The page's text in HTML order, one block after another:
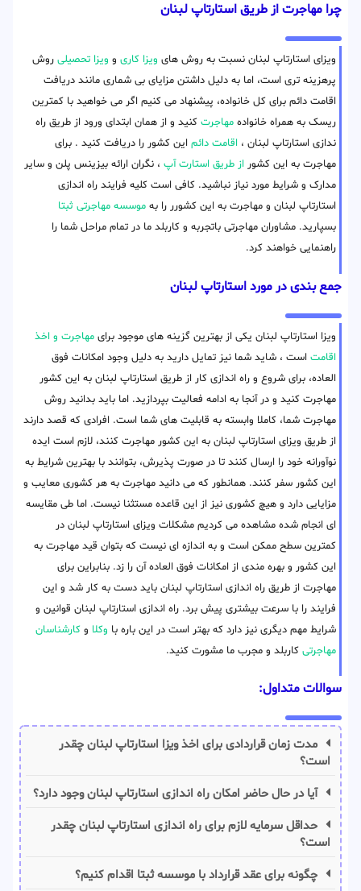
چرا مهاجرت از طریق استارتاپ لبنان
ویزای استارتاپ لبنان نسبت به روش های ویزا کاری و ویزا تحصیلی روش
پرهزینه تری است، اما به دلیل داشتن مزایای بی شماری مانند دریافت
اقامت دائم برای کل خانواده، پیشنهاد می کنیم اگر می خواهید با کمترین
ریسک به همراه خانواده مهاجرت کنید و از همان ابتدای ورود از طریق راه
ندازی استارتاپ لبنان ، اقامت دائم این کشور را دریافت کنید . برای
مهاجرت به این کشور از طریق استارت آپ ، نگران ارائه بیزینس پلن و سایر
مدارک و شرایط مورد نیاز نباشید. کافی است کلیه فرایند راه اندازی
استارتاپ لبنان و مهاجرت به این کشورر را به موسسه مهاجرتی ثبتا
بسپارید. مشاوران مهاجرتی باتجربه و کاربلد ما در تمام مراحل شما را
راهنمایی خواهند کرد.
جمع بندی در مورد استارتاپ لبنان
ویزا استارتاپ لبنان یکی از بهترین گزینه های موجود برای مهاجرت و اخذ
اقامت است ، شاید شما نیز تمایل دارید به دلیل وجود امکانات فوق
العاده، برای شروع و راه اندازی کار از طریق استارتاپ لبنان به این کشور
مهاجرت کنید و در آنجا به ادامه فعالیت بپردازید. اما باید بدانید روش
مهاجرت شما، کاملا وابسته به قابلیت های شما است. افرادی که قصد دارند
از طریق ویزای استارتاپ لبنان به این کشور مهاجرت کنند، لازم است ایده
نوآورانه خود را ارسال کنند تا در صورت پذیرش، بتوانند با بهترین شرایط به
این کشور سفر کنند. همانطور که می دانید مهاجرت به هر کشوری معایب و
مزایایی دارد و هیچ کشوری نیز از این قاعده مستثنا نیست. اما طی مقایسه
ای انجام شده مشاهده می کردیم مشکلات ویزای استارتاپ لبنان در
کمترین سطح ممکن است و به اندازه ای نیست که بتوان قید مهاجرت به
این کشور و بهره مندی از امکانات فوق العاده آن را زد. بنابراین برای
مهاجرت از طریق راه اندازی استارتاپ لبنان باید دست به کار شد و این
فرایند را با سرعت بیشتری پیش برد. راه اندازی استارتاپ لبنان قوانین و
شرایط مهم دیگری نیز دارد که بهتر است در این باره با وکلا و کارشناسان
مهاجرتی کاربلد و مجرب ما مشورت کنید.
سوالات متداول:
مدت زمان قراردادی برای اخذ ویزا استارتاپ لبنان چقدر
است؟
آیا در حال حاضر امکان راه اندازی استارتاپ لبنان وجود دارد؟
حداقل سرمایه لازم برای راه اندازی استارتاپ لبنان چقدر
است؟
چگونه برای عقد قرارداد با موسسه ثبتا اقدام کنیم؟